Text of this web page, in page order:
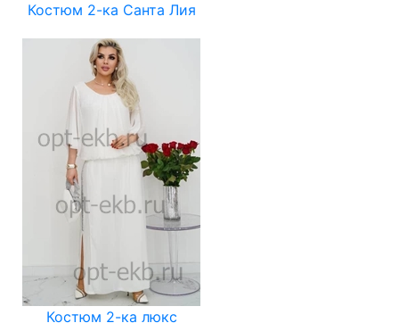
Костюм 2-ка Санта Лия
Костюм 2-ка люкс